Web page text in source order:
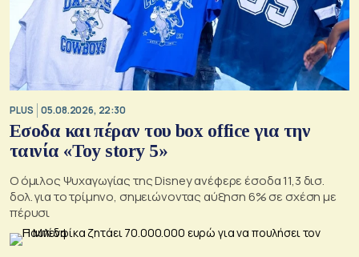
PLUS 05.08.2026, 22:30
Εσοδα και πέραν του box office για την
ταινία «Toy story 5»
Ο όμιλος Ψυχαγωγίας της Disney ανέφερε έσοδα 11,3 δισ.
δολ. για το τρίμηνο, σημειώνοντας αύξηση 6% σε σχέση με
πέρυσι